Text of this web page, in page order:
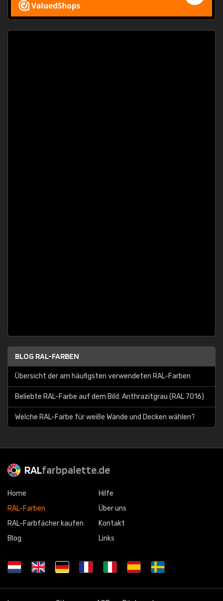
BLOG RAL-FARBEN
Übersicht der am häufigsten verwendeten RAL-Farben
Beliebte RAL-Farbe auf dem Bild: Anthrazitgrau (RAL 7016)
Welche RAL-Farbe für weiße Wände und Decken wählen?
RALfarbpalette.de
Home
RAL-Farben
RAL-Farbfächer kaufen
Blog
Hilfe
Über uns
Kontakt
Links